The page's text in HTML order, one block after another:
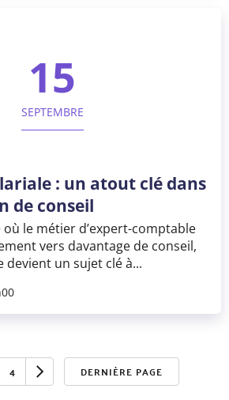
15
SEPTEMBRE
: un atout clé dans
de conseil
le métier d’expert-comptable
vers davantage de conseil,
devient un sujet clé à...
4 DERNIÈRE PAGE